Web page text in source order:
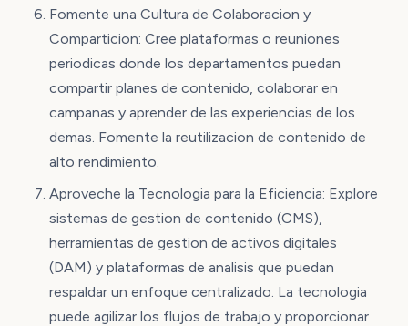
Fomente una Cultura de Colaboracion y
Comparticion: Cree plataformas o reuniones
periodicas donde los departamentos puedan
compartir planes de contenido, colaborar en
campanas y aprender de las experiencias de los
demas. Fomente la reutilizacion de contenido de
alto rendimiento.
Aproveche la Tecnologia para la Eficiencia: Explore
sistemas de gestion de contenido (CMS),
herramientas de gestion de activos digitales
(DAM) y plataformas de analisis que puedan
respaldar un enfoque centralizado. La tecnologia
puede agilizar los flujos de trabajo y proporcionar